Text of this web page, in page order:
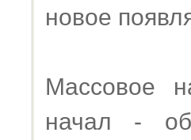
новое
Массовое
начал -